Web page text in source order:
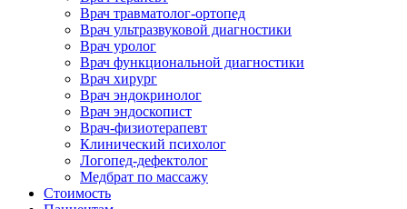
Врач травматолог-ортопед
Врач ультразвуковой диагностики
Врач уролог
Врач функциональной диагностики
Врач хирург
Врач эндокринолог
Врач эндоскопист
Врач-физиотерапевт
Клинический психолог
Логопед-дефектолог
Медбрат по массажу
Стоимость